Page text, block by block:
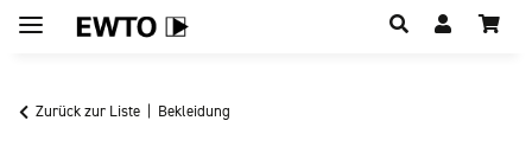
Zurück zur Liste Bekleidung